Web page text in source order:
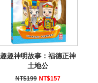
趣趣神明故事：福德正神
土地公
NT$199 NT$157